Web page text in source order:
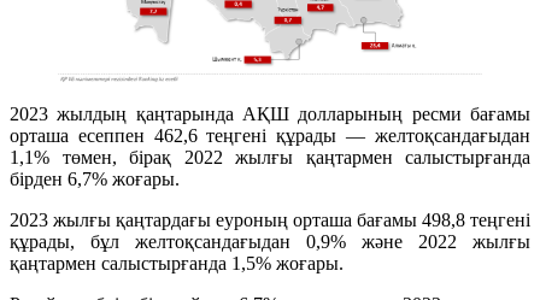
2023 жылдың қаңтарында АҚШ долларының ресми бағамы
орташа есеппен 462,6 теңгені құрады — желтоқсандағыдан
1,1% төмен, бірақ 2022 жылғы қаңтармен салыстырғанда
бірден 6,7% жоғары.
2023 жылғы қаңтардағы еуроның орташа бағамы 498,8 теңгені
құрады, бұл желтоқсандағыдан 0,9% және 2022 жылғы
қаңтармен салыстырғанда 1,5% жоғары.